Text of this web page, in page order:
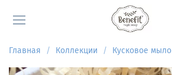
Главная Коллекции Кусковое мыло